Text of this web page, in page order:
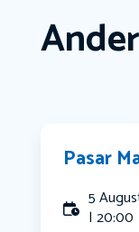
Pasar
5
| 20:00